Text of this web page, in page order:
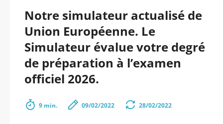
Notre simulateur actualisé de
Union Européenne. Le
Simulateur évalue votre degré
de préparation à l’examen
officiel 2026.
9 min. 09/02/2022 28/02/2022